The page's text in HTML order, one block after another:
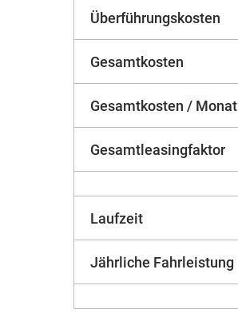
Überführungskosten
Gesamtkosten
Gesamtkosten / Monat
Gesamtleasingfaktor
Laufzeit
Jährliche Fahrleistung